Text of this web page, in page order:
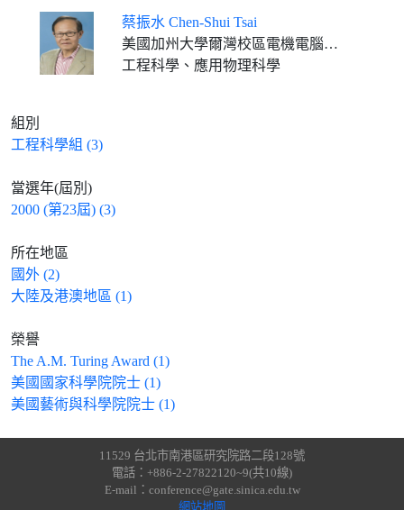
蔡振水 Chen-Shui Tsai
美國加州大學爾灣校區電機電腦系校長講座教授及加州大學傑出教授
工程科學、應用物理科學
組別
工程科學組 (3)
當選年(屆別)
2000 (第23屆) (3)
所在地區
國外 (2)
大陸及港澳地區 (1)
榮譽
The A.M. Turing Award (1)
美國國家科學院院士 (1)
美國藝術與科學院院士 (1)
11529 台北市南港區研究院路二段128號
電話：+886-2-27822120~9(共10線)
E-mail：conference@gate.sinica.edu.tw
網站地圖